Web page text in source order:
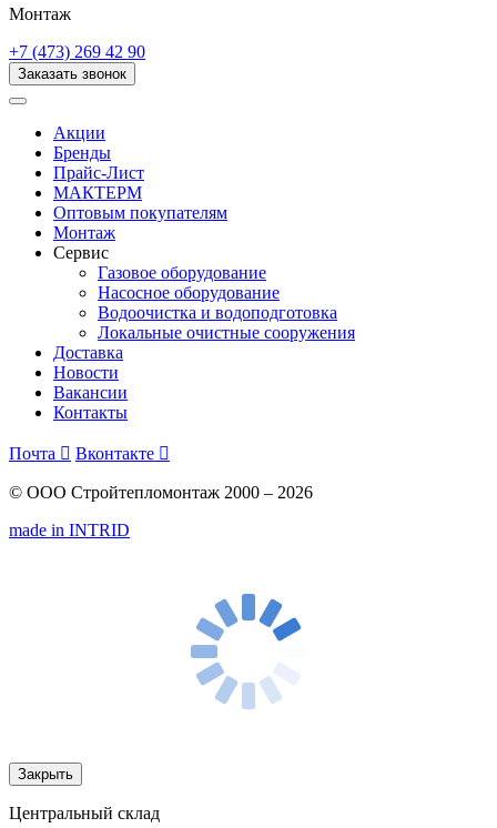
Монтаж
+7 (473) 269 42 90
Заказать звонок
Акции
Бренды
Прайс-Лист
МАКТЕРМ
Оптовым покупателям
Монтаж
Сервис
Газовое оборудование
Насосное оборудование
Водоочистка и водоподготовка
Локальные очистные сооружения
Доставка
Новости
Вакансии
Контакты
Почта  Вконтакте 
© ООО Стройтепломонтаж 2000 – 2026
made in INTRID
Закрыть
Центральный склад